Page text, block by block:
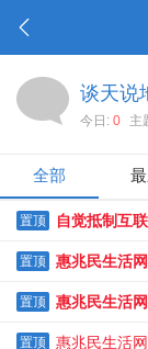
谈天说
今日: 0 主
全部
置顶 自觉抵制互
置顶 惠兆民生活
置顶 惠兆民生活
置顶 惠兆民生活